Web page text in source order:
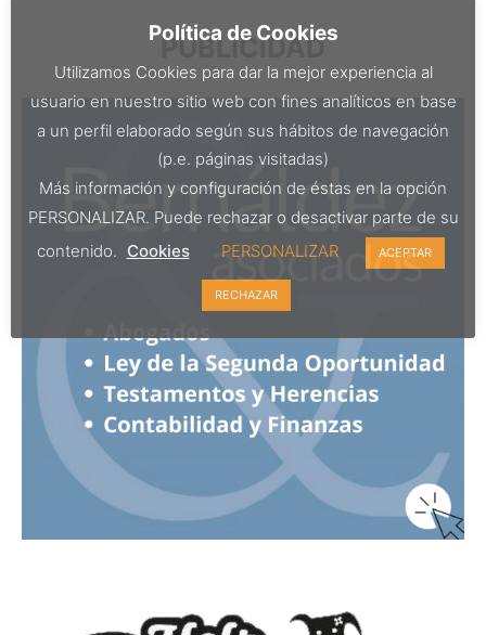
PUBLICIDAD
Política de Cookies
Utilizamos Cookies para dar la mejor experiencia al
usuario en nuestro sitio web con fines analíticos en base
a un perfil elaborado según sus hábitos de navegación
(p.e. páginas visitadas)
Más información y configuración de éstas en la opción
PERSONALIZAR. Puede rechazar o desactivar parte de su
contenido. Cookies PERSONALIZAR ACEPTAR
RECHAZAR